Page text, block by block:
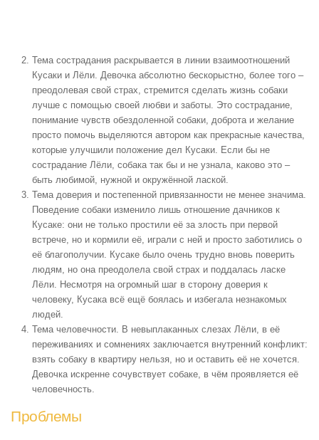
Тема сострадания раскрывается в линии взаимоотношений
Кусаки и Лёли. Девочка абсолютно бескорыстно, более того –
преодолевая свой страх, стремится сделать жизнь собаки
лучше с помощью своей любви и заботы. Это сострадание,
понимание чувств обездоленной собаки, доброта и желание
просто помочь выделяются автором как прекрасные качества,
которые улучшили положение дел Кусаки. Если бы не
сострадание Лёли, собака так бы и не узнала, каково это –
быть любимой, нужной и окружённой лаской.
Тема доверия и постепенной привязанности не менее значима.
Поведение собаки изменило лишь отношение дачников к
Кусаке: они не только простили её за злость при первой
встрече, но и кормили её, играли с ней и просто заботились о
её благополучии. Кусаке было очень трудно вновь поверить
людям, но она преодолела свой страх и поддалась ласке
Лёли. Несмотря на огромный шаг в сторону доверия к
человеку, Кусака всё ещё боялась и избегала незнакомых
людей.
Тема человечности. В невыплаканных слезах Лёли, в её
переживаниях и сомнениях заключается внутренний конфликт:
взять собаку в квартиру нельзя, но и оставить её не хочется.
Девочка искренне сочувствует собаке, в чём проявляется её
человечность.
Проблемы